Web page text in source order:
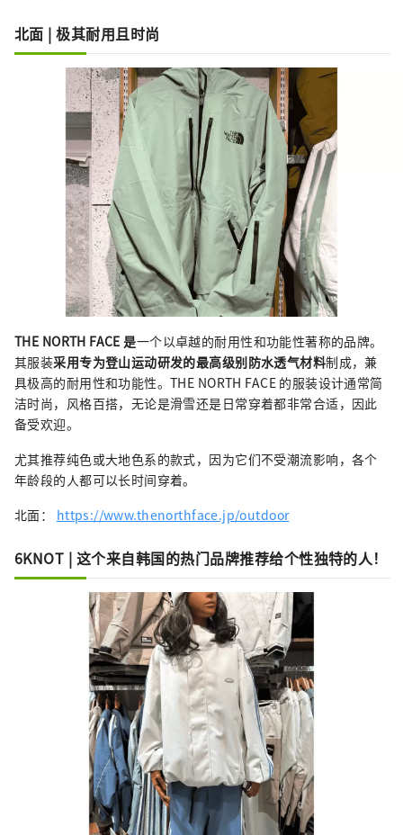
北面 | 极其耐用且时尚
THE NORTH FACE 是一个以卓越的耐用性和功能性著称的品牌。
其服装采用专为登山运动研发的最高级别防水透气材料制成，兼
具极高的耐用性和功能性。THE NORTH FACE 的服装设计通常简
洁时尚，风格百搭，无论是滑雪还是日常穿着都非常合适，因此
备受欢迎。
尤其推荐纯色或大地色系的款式，因为它们不受潮流影响，各个
年龄段的人都可以长时间穿着。
北面： https://www.thenorthface.jp/outdoor
6KNOT | 这个来自韩国的热门品牌推荐给个性独特的人！